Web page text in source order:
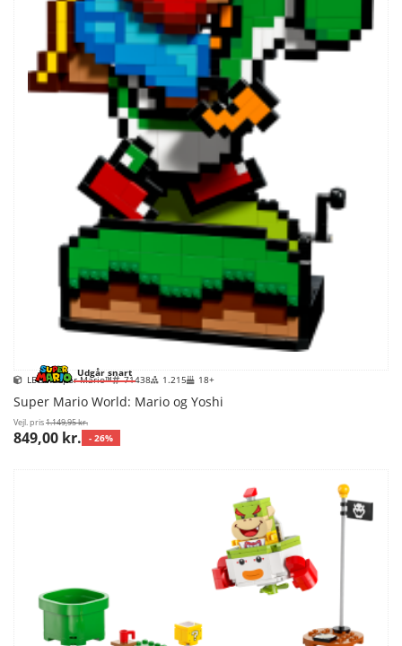
Udgår snart
LEGO Super Mario™ 71438 1.215 18+
Super Mario World: Mario og Yoshi
Vejl. pris1.149,95 kr.
849,00 kr. - 26%